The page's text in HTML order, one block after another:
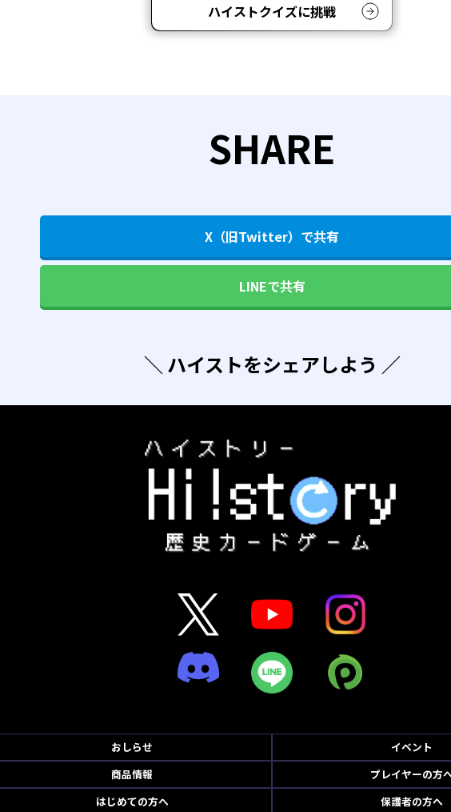
ハイストクイズに挑戦
SHARE
X（旧Twitter）で共有
LINEで共有
＼ ハイストをシェアしよう ／
おしらせ
イベント
商品情報
プレイヤーの方
はじめての方へ
保護者の方へ